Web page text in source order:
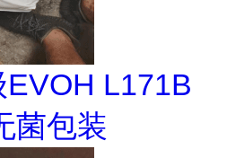
L171B
菌包装